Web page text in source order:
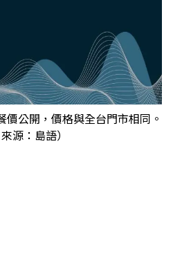
公開，價格與全台門市相同。
來源：島語）